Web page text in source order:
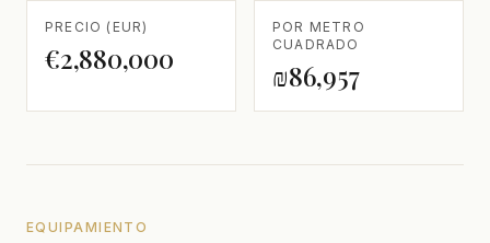
PRECIO (EUR)
€2,880,000
POR METRO
CUADRADO
₪86,957
EQUIPAMIENTO